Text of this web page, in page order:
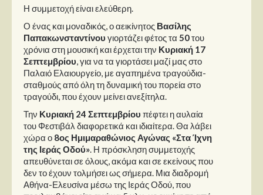
Η συμμετοχή είναι ελεύθερη.
Ο ένας και μοναδικός, ο αεικίνητος Βασίλης
Παπακωνσταντίνου γιορτάζει φέτος τα 50του
χρόνια στη μουσική και έρχεται την Κυριακή 17
Σεπτεμβρίου, για να τα γιορτάσει μαζί μας στο
Παλαιό Ελαιουργείο, με αγαπημένα τραγούδια-
σταθμούς από όλη τη δυναμική του πορεία στο
τραγούδι, που έχουν μείνει ανεξίτηλα.
Την Κυριακή 24 Σεπτεμβρίου πέφτει η αυλαία
του Φεστιβάλ διαφορετικά και ιδιαίτερα. Θα λάβει
χώρα ο 8ος Ημιμαραθώνιος Αγώνας «Στα Ίχνη
της Ιεράς Οδού». Η πρόσκληση συμμετοχής
απευθύνεται σε όλους, ακόμα και σε εκείνους που
δεν το έχουν τολμήσει ως σήμερα. Μια διαδρομή
Αθήνα-Ελευσίνα μέσω της Ιεράς Οδού, που